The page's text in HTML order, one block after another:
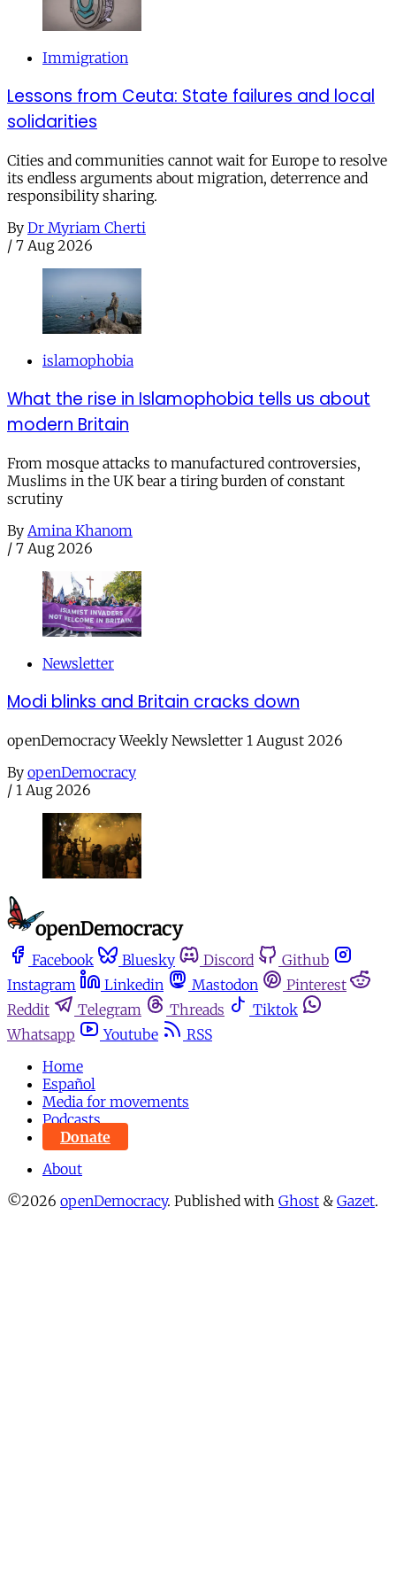
Immigration
Lessons from Ceuta: State failures and local
solidarities
Cities and communities cannot wait for Europe to resolve
its endless arguments about migration, deterrence and
responsibility sharing.
By Dr Myriam Cherti
/ 7 Aug 2026
islamophobia
What the rise in Islamophobia tells us about
modern Britain
From mosque attacks to manufactured controversies,
Muslims in the UK bear a tiring burden of constant
scrutiny
By Amina Khanom
/ 7 Aug 2026
Newsletter
Modi blinks and Britain cracks down
openDemocracy Weekly Newsletter 1 August 2026
By openDemocracy
/ 1 Aug 2026
Facebook Bluesky Discord
Github
Instagram
Linkedin Mastodon
Pinterest
Reddit
Telegram Threads
Tiktok
Whatsapp
Youtube
RSS
Home
Español
Media for movements
Podcasts
Donate
About
©2026 openDemocracy. Published with Ghost & Gazet.